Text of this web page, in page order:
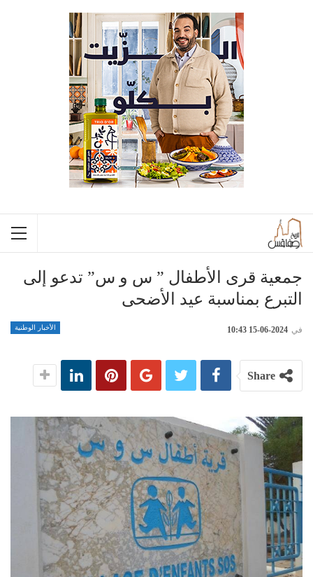
جمعية قرى الأطفال ” س و س” تدعو إلى
التبرع بمناسبة عيد الأضحى
الأخبار الوطنية في 2024-06-15 10:43
Share